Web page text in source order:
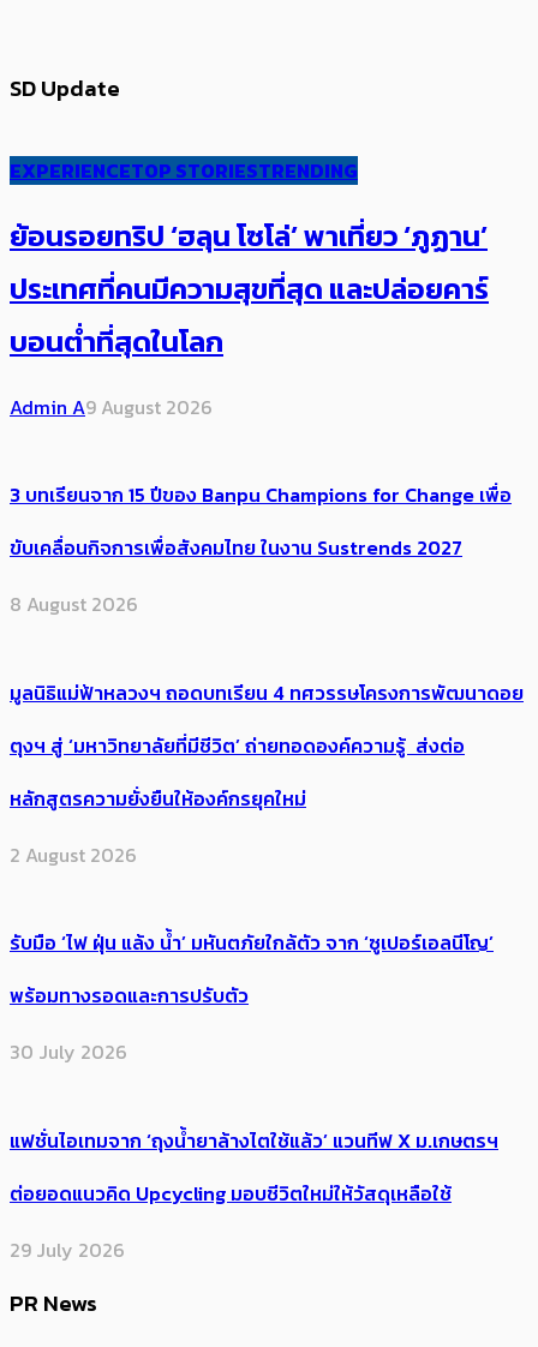
SD Update
EXPERIENCETOP STORIESTRENDING
ย้อนรอยทริป ‘ฮลุน โซโล่’ ​​พาเที่ยว ‘ภูฏาน’
ประเทศ​ที่คน​มีความสุข​ที่สุด​​ และปล่อยคาร์​
บอนต่ำที่สุดในโลก
Admin A9 August 2026
3 บทเรียนจาก 15 ปีของ Banpu Champions for Change เพื่อ
ขับเคลื่อนกิจการเพื่อสังคมไทย ในงาน Sustrends 2027
8 August 2026
มูลนิธิแม่ฟ้าหลวงฯ ถอดบทเรียน 4 ทศวรรษโครงการพัฒนาดอย
ตุงฯ สู่ ‘มหาวิทยาลัยที่มีชีวิต’ ถ่ายทอดองค์ความรู้ ส่งต่อ
หลักสูตรความยั่งยืนให้องค์กรยุคใหม่
2 August 2026
รับมือ ‘ไฟ ฝุ่น แล้ง น้ำ’ มหันตภัยใกล้ตัว จาก ‘ซูเปอร์เอลนีโญ’
พร้อมทางรอดและการปรับตัว
30 July 2026
แฟชั่นไอเทมจาก ‘ถุงน้ำยาล้างไตใช้แล้ว’ แวนทีฟ X ม.เกษตรฯ
ต่อยอดแนวคิด Upcycling มอบชีวิตใหม่ให้วัสดุเหลือใช้
29 July 2026
PR News